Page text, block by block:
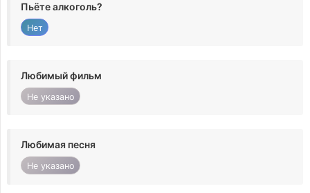
Пьёте алкоголь?
Нет
Любимый фильм
Не указано
Любимая песня
Не указано